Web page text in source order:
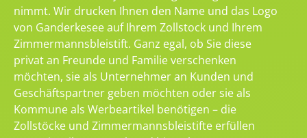
nimmt. Wir drucken Ihnen den Name und das Logo
von Ganderkesee auf Ihrem Zollstock und Ihrem
Zimmermannsbleistift. Ganz egal, ob Sie diese
privat an Freunde und Familie verschenken
möchten, sie als Unternehmer an Kunden und
Geschäftspartner geben möchten oder sie als
Kommune als Werbeartikel benötigen – die
Zollstöcke und Zimmermannsbleistifte erfüllen